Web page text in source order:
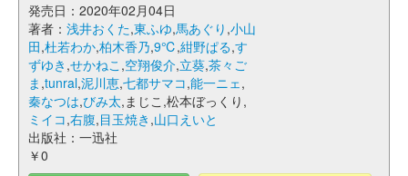
発売日：2020年02月04日
著者： 浅井おくた,東ふゆ,馬あぐり ,小山
田,杜若わか,柏木香乃,9℃,紺野ぱる,す
ずゆき ,せかねこ ,空翔俊介,立葵,茶々ご
ま ,tunral,泥川恵,七都サマコ,能一ニェ,
秦なつは,びみ太,まじこ,松本ぼっくり,
ミイコ,右腹,目玉焼き ,山口えいと
出版社：一迅社
￥0